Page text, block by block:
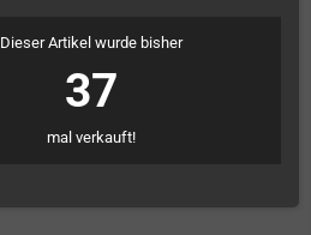
Dieser Artikel wurde bisher
37
mal verkauft!